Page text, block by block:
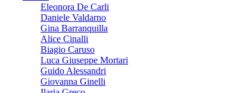
Eleonora De Carli
Daniele Valdarno
Gina Barranquilla
Alice Cinalli
Biagio Caruso
Luca Giuseppe Mortari
Guido Alessandri
Giovanna Ginelli